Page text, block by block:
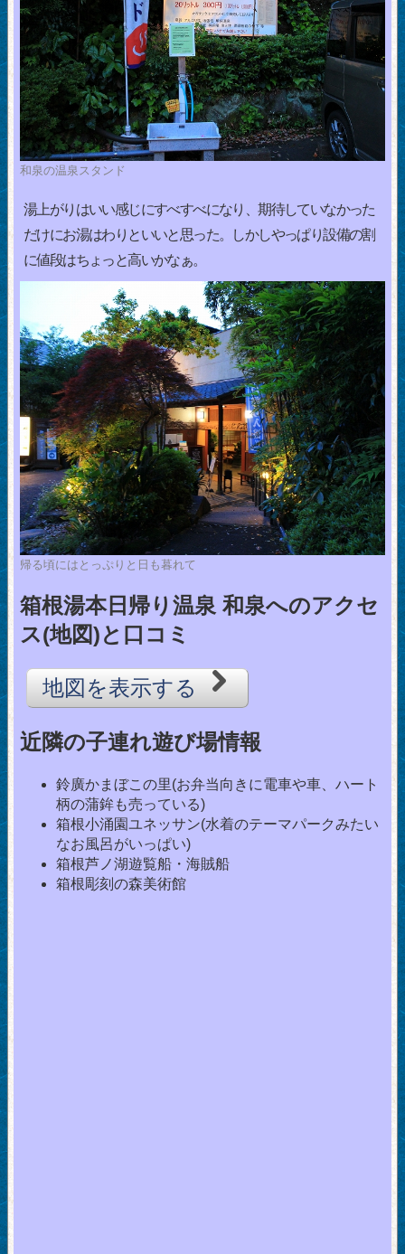
和泉の温泉スタンド
湯上がりはいい感じにすべすべになり、期待していなかった
だけにお湯はわりといいと思った。しかしやっぱり設備の割
に値段はちょっと高いかなぁ。
帰る頃にはとっぷりと日も暮れて
箱根湯本日帰り温泉 和泉へのアクセ
ス(地図)と口コミ
地図を表示する
近隣の子連れ遊び場情報
鈴廣かまぼこの里(お弁当向きに電車や車、ハート
柄の蒲鉾も売っている)
箱根小涌園ユネッサン(水着のテーマパークみたい
なお風呂がいっぱい)
箱根芦ノ湖遊覧船・海賊船
箱根彫刻の森美術館